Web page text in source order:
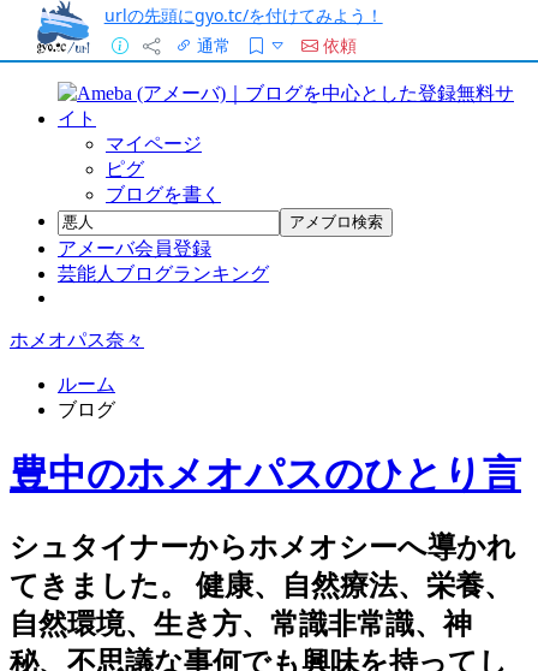
urlの先頭にgyo.tc/を付けてみよう！
通常
依頼